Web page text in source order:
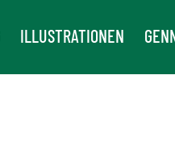
ILLUSTRATIONEN